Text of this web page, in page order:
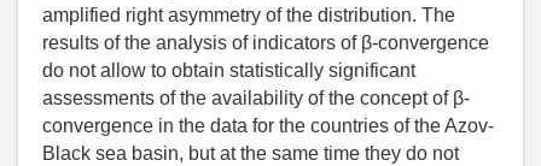
amplified right asymmetry of the distribution. The
results of the analysis of indicators of β-convergence
do not allow to obtain statistically significant
assessments of the availability of the concept of β-
convergence in the data for the countries of the Azov-
Black sea basin, but at the same time they do not